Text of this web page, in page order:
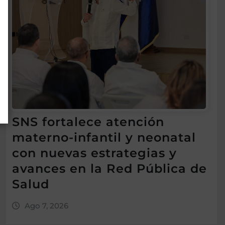
SNS fortalece atención
materno-infantil y neonatal
con nuevas estrategias y
avances en la Red Pública de
Salud
Ago 7, 2026